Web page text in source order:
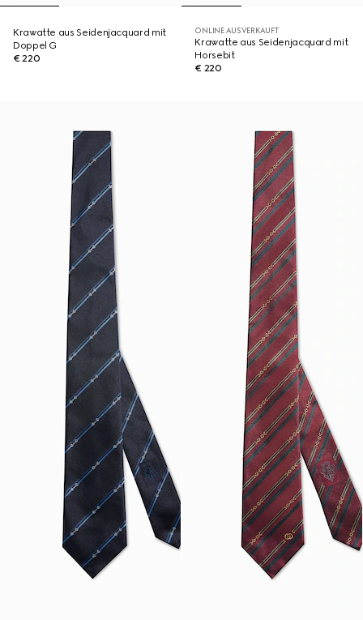
Krawatte aus Seidenjacquard mit
Doppel G
€ 220
ONLINE AUSVERKAUFT
Krawatte aus Seidenjacquard mit
Horsebit
€ 220